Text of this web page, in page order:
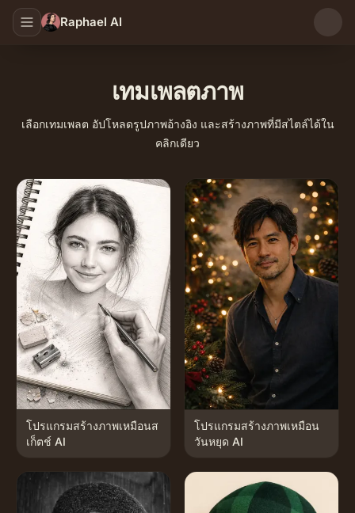
Raphael AI
เทมเพลตภาพ
เลือกเทมเพลต อัปโหลดรูปภาพอ้างอิง และสร้างภาพที่มีสไตล์ได้ใน
คลิกเดียว
โปรแกรมสร้างภาพเหมือนส
เก็ตช์ AI
โปรแกรมสร้างภาพเหมือน
วันหยุด AI